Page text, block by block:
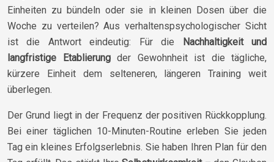
Einheiten zu bündeln oder sie in kleinen Dosen über die
Woche zu verteilen? Aus verhaltenspsychologischer Sicht
ist die Antwort eindeutig: Für die
Nachhaltigkeit und
langfristige Etablierungder Gewohnheit ist die tägliche,
kürzere Einheit dem selteneren, längeren Training weit
überlegen.
Der Grund liegt in der Frequenz der positiven Rückkopplung.
Bei einer täglichen 10-Minuten-Routine erleben Sie jeden
Tag ein kleines Erfolgserlebnis. Sie haben Ihren Plan für den